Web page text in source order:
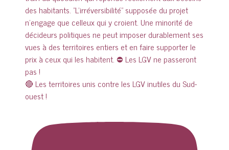
🔴 Les territoires unis contre les LGV inutiles du Sud-
ouest !